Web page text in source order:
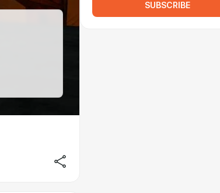
SUBSCRIBE